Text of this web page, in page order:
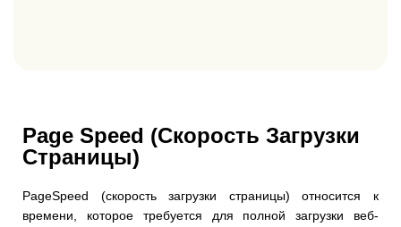
Page Speed (Скорость Загрузки
Страницы)
PageSpeed (скорость загрузки страницы) относится к
времени, которое требуется для полной загрузки веб-